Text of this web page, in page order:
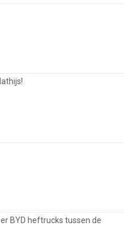
BYD heftrucks tussen de